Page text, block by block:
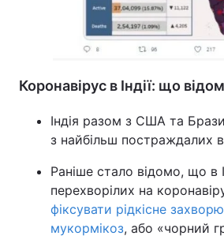
Коронавірус в Індії: що
Індія разом з США та
з найбільш постраждалих
Раніше стало відомо, що в
перехворілих на
фіксувати рідкісне
мукормікоз, або «чорний